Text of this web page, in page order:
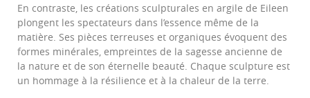
En contraste, les créations sculpturales en argile de Eileen
plongent les spectateurs dans l’essence même de la
matière. Ses pièces terreuses et organiques évoquent des
formes minérales, empreintes de la sagesse ancienne de
la nature et de son éternelle beauté. Chaque sculpture est
un hommage à la résilience et à la chaleur de la terre.